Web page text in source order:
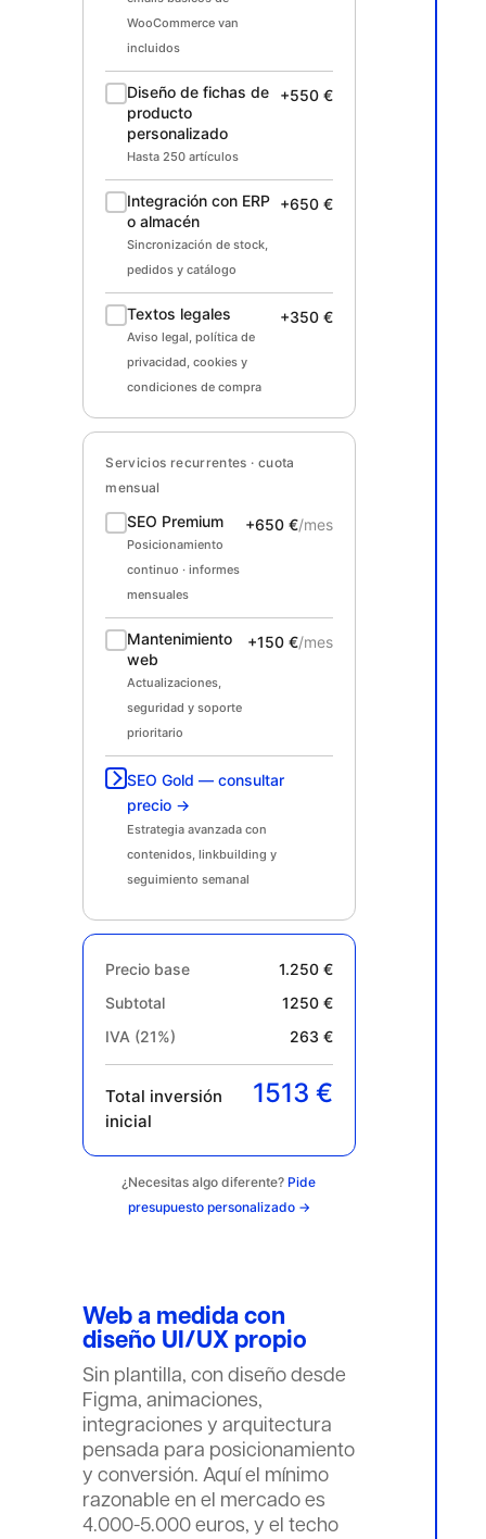
WooCommerce van
incluidos
Diseño de fichas de
producto
personalizado
Hasta 250 artículos
+550 €
Integración con ERP
o almacén
Sincronización de stock,
pedidos y catálogo
+650 €
Textos legales
Aviso legal, política de
privacidad, cookies y
condiciones de compra
+350 €
Servicios recurrentes · cuota
mensual
SEO Premium
Posicionamiento
continuo · informes
mensuales
+650 €/mes
Mantenimiento
web
Actualizaciones,
seguridad y soporte
prioritario
+150 €/mes
SEO Gold — consultar
precio →
Estrategia avanzada con
contenidos, linkbuilding y
seguimiento semanal
Precio base
1.250 €
Subtotal
1250 €
IVA (21%)
263 €
Total inversión
inicial
1513 €
¿Necesitas algo diferente? Pide
presupuesto personalizado →
Web a medida con
diseño UI/UX propio
Sin plantilla, con diseño desde
Figma, animaciones,
integraciones y arquitectura
pensada para posicionamiento
y conversión. Aquí el mínimo
razonable en el mercado es
4.000-5.000 euros, y el techo